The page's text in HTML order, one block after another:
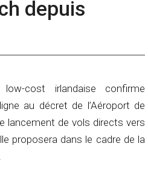
depuis
cost irlandaise confirme
au décret de l’Aéroport de
lancement de vols directs vers
proposera dans le cadre de la